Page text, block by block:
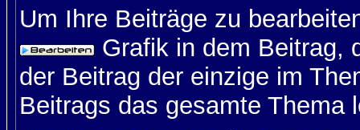
Um Ihre Beiträge zu
Grafik in dem Beitrag,
der Beitrag der einzige im
Beitrags das gesamte Thema